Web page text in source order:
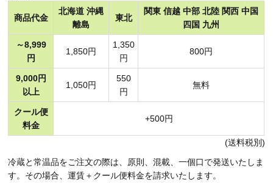
商品代金
北海道 沖縄
離島
東北
関東 信越 中部 北陸 関西 中国
四国 九州
～8,999
円
1,850円
1,350
円
800円
9,000円
以上
1,050円
550
円
無料
クール便
料金
+500円
(送料税別)
冷蔵と常温品をご注文の際は、原則、混載、一個口で発送いたしま
す。その場合、運賃＋クール便料金を請求いたします。